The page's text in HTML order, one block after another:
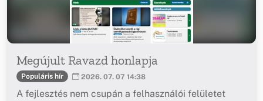
Megújult Ravazd honlapja
Populáris hír 2026. 07. 07 14:38
A fejlesztés nem csupán a felhasználói felületet